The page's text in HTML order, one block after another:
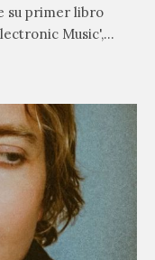
su primer libro
Music',